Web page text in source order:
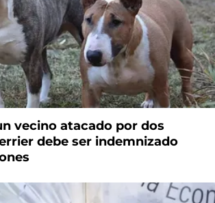
vecino atacado por dos
debe ser indemnizado